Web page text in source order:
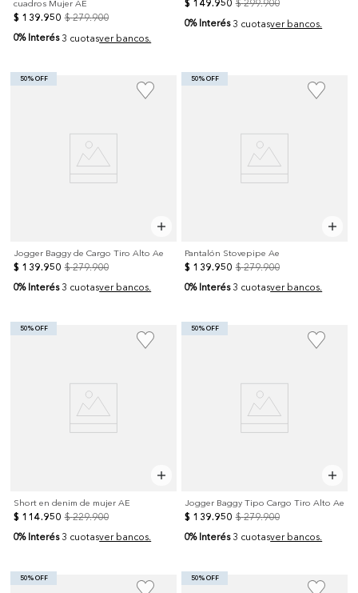
cuadros Mujer AE
$ 139.950 $ 279.900
0% Interés 3 cuotasver bancos.
$ 149.950 $ 299.900
0% Interés 3 cuotasver bancos.
50% OFF
Jogger Baggy de Cargo Tiro Alto Ae
$ 139.950 $ 279.900
0% Interés 3 cuotasver bancos.
50% OFF
Pantalón Stovepipe Ae
$ 139.950 $ 279.900
0% Interés 3 cuotasver bancos.
50% OFF
Short en denim de mujer AE
$ 114.950 $ 229.900
0% Interés 3 cuotasver bancos.
50% OFF
Jogger Baggy Tipo Cargo Tiro Alto Ae
$ 139.950 $ 279.900
0% Interés 3 cuotasver bancos.
50% OFF 50% OFF